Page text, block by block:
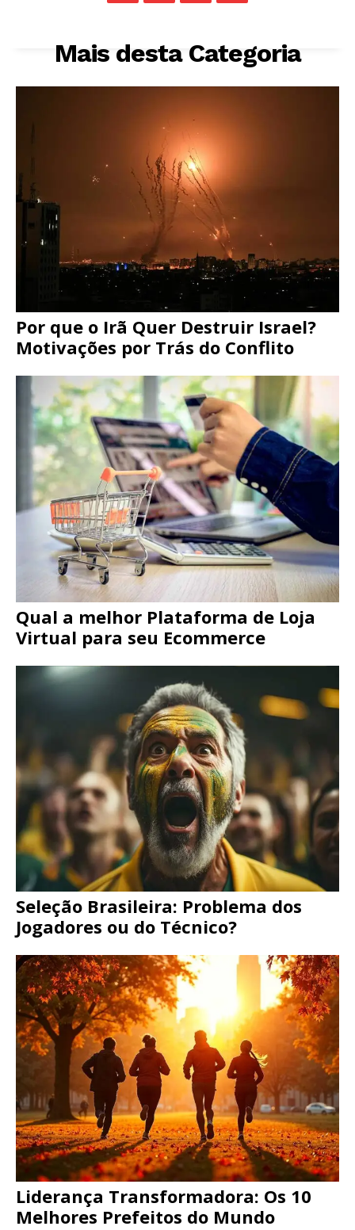
Mais desta Categoria
Por que o Irã Quer Destruir Israel?
Motivações por Trás do Conflito
Qual a melhor Plataforma de Loja
Virtual para seu Ecommerce
Seleção Brasileira: Problema dos
Jogadores ou do Técnico?
Liderança Transformadora: Os 10
Melhores Prefeitos do Mundo